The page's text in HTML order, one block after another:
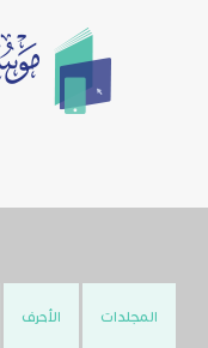
المجلدات الأحرف